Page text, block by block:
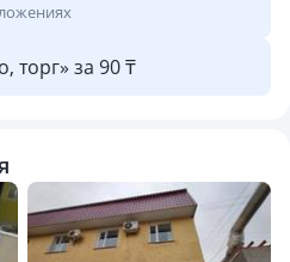
торг» за 90 ₸